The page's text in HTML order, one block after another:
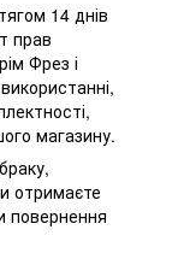
14 днів
прав
Фрез і
магазину.
отримаєте
повернення